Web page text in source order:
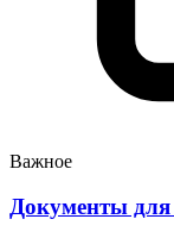
Важное
Документы для